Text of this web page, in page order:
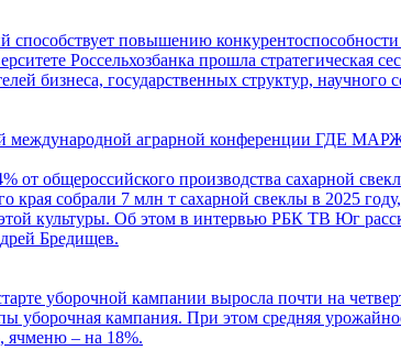
способствует повышению
Россельхозбанка прошла
бизнеса, государственных структур,
международной аграрной конференции ГДЕ
от общероссийского производства сахарной
края собрали 7 млн т сахарной свеклы в 2025
культуры. Об этом в интервью РБК ТВ Юг
Бредищев.
уборочной кампании выросла почти на
уборочная кампания. При этом средняя
ячменю – на 18%.